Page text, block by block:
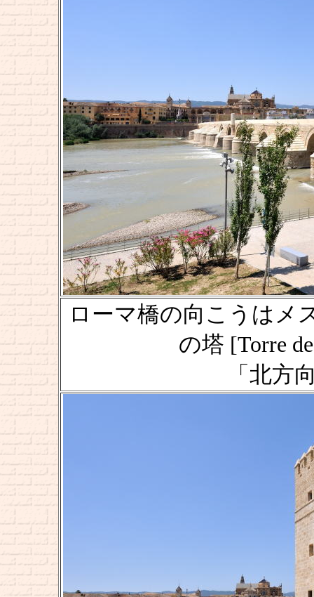
ローマ橋の向こうはメ
の塔 [Torre
「北方